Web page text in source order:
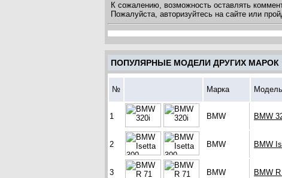
К сожалению, возможность оставлять
Пожалуйста, авторизуйтесь на сайте или
ПОПУЛЯРНЫЕ МОДЕЛИ ДРУГИХ МАРОК
№ Марка Модель
1 BMW BMW
2 BMW BMW
3 BMW BMW